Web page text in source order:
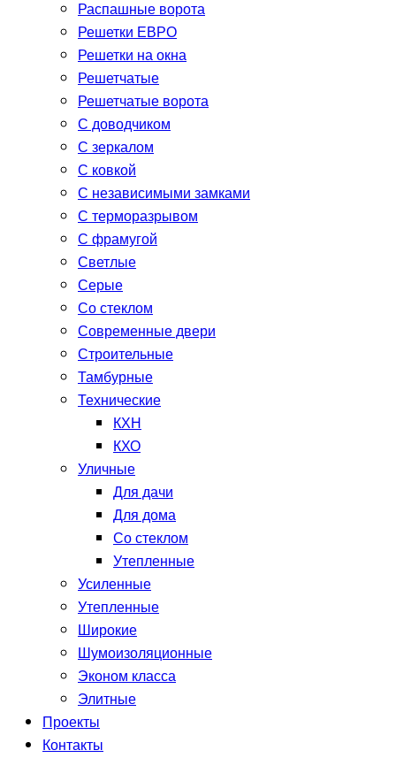
Распашные ворота
Решетки ЕВРО
Решетки на окна
Решетчатые
Решетчатые ворота
С доводчиком
С зеркалом
С ковкой
С независимыми замками
С терморазрывом
С фрамугой
Светлые
Серые
Со стеклом
Современные двери
Строительные
Тамбурные
Технические
КХН
КХО
Уличные
Для дачи
Для дома
Со стеклом
Утепленные
Усиленные
Утепленные
Широкие
Шумоизоляционные
Эконом класса
Элитные
Проекты
Контакты